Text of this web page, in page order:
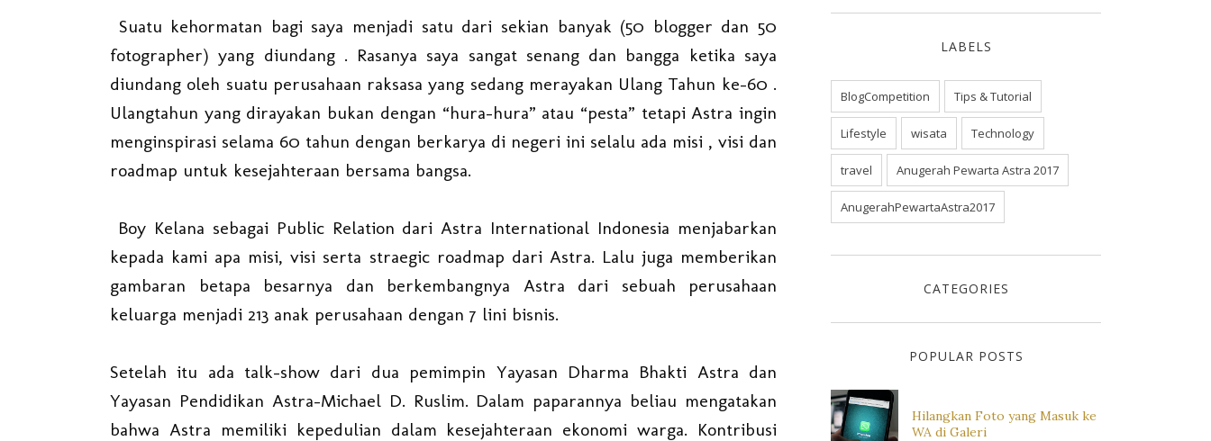
Suatu kehormatan bagi saya menjadi satu dari sekian banyak (50 blogger dan 50
fotographer) yang diundang . Rasanya saya sangat senang dan bangga ketika saya
diundang oleh suatu perusahaan raksasa yang sedang merayakan Ulang Tahun ke-60 .
Ulangtahun yang dirayakan bukan dengan “hura-hura” atau “pesta” tetapi Astra ingin
menginspirasi selama 60 tahun dengan berkarya di negeri ini selalu ada misi , visi dan
roadmap untuk kesejahteraan bersama bangsa.
Boy Kelana sebagai Public Relation dari Astra International Indonesia menjabarkan
kepada kami apa misi, visi serta straegic roadmap dari Astra. Lalu juga memberikan
gambaran betapa besarnya dan berkembangnya Astra dari sebuah perusahaan
keluarga menjadi 213 anak perusahaan dengan 7 lini bisnis.
Setelah itu ada talk-show dari dua pemimpin Yayasan Dharma Bhakti Astra dan
Yayasan Pendidikan Astra-Michael D. Ruslim. Dalam paparannya beliau mengatakan
bahwa Astra memiliki kepedulian dalam kesejahteraan ekonomi warga. Kontribusi
LABELS
BlogCompetition Tips & Tutorial
Lifestyle wisata Technology
travel Anugerah Pewarta Astra 2017
AnugerahPewartaAstra2017
CATEGORIES
POPULAR POSTS
Hilangkan Foto yang Masuk ke
WA di Galeri